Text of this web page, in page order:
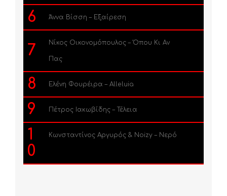
6 Άννα Βίσση – Εξαίρεση
7 Νίκος Οικονομόπουλος – Όπου Κι Αν
Πας
8 Ελένη Φουρέιρα – Alleluia
9 Πέτρος Ιακωβίδης – Τέλεια
1
0
Κωνσταντίνος Αργυρός & Noizy – Νερό